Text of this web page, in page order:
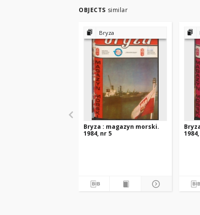
OBJECTS similar
Bryza
Bryza : magazyn morski.
1984, nr 5